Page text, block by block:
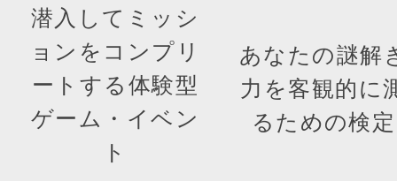
潜入してミッシ
ョンをコンプリ
ートする体験型
ゲーム・イベン
ト
あなたの謎解
力を客観的に
るための検定